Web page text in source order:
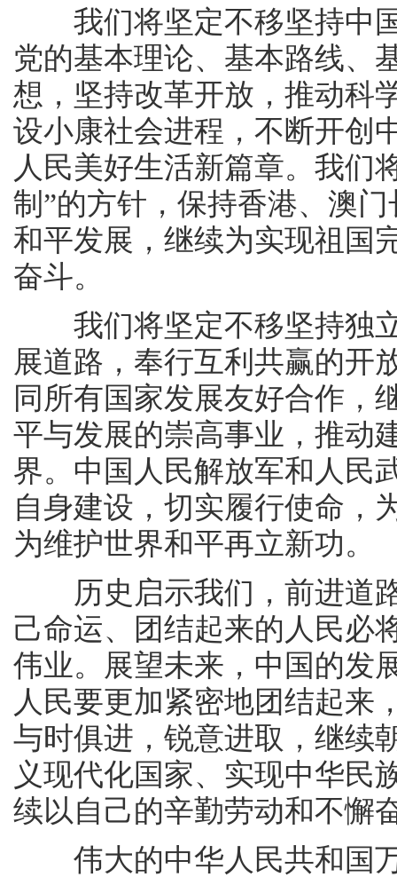
我们将坚定不移坚持中国
党的基本理论、基本路线、
想，坚持改革开放，推动科
设小康社会进程，不断开创
人民美好生活新篇章。我们
制”的方针，保持香港、澳
和平发展，继续为实现祖国
奋斗。
我们将坚定不移坚持独立
展道路，奉行互利共赢的开
同所有国家发展友好合作，
平与发展的崇高事业，推动
界。中国人民解放军和人民
自身建设，切实履行使命，
为维护世界和平再立新功。
历史启示我们，前进道路
己命运、团结起来的人民必
伟业。展望未来，中国的发
人民要更加紧密地团结起来
与时俱进，锐意进取，继续
义现代化国家、实现中华民
续以自己的辛勤劳动和不懈
伟大的中华人民共和国